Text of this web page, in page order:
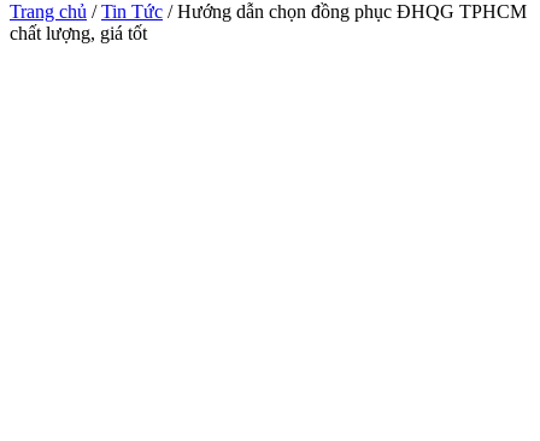
Trang chủ /Tin Tức / Hướng dẫn chọn đồng phục ĐHQG TPHCM
chất lượng, giá tốt